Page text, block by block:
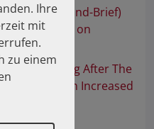
(Rote-Hand-Brief)
Its Impact on
Prescribing After The
Letter On Increased
To
Ihre
mit
zu einem